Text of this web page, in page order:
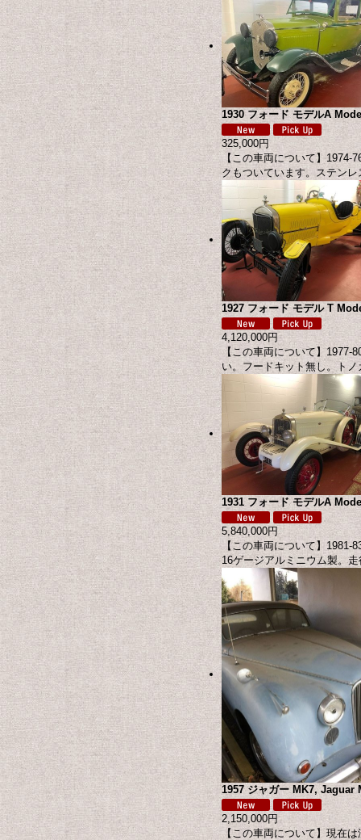
1930 フォード モデルA
325,000円
【この車両について】1974-
クもついています。ステン
1927 フォード モデル T
4,120,000円
【この車両について】
い。フードキット無し。ト
1931 フォード モデルA
5,840,000円
【この車両について】1981-
16ゲージアルミニウム製。
1957 ジャガー MK7, Jaguar
2,150,000円
【この車両について】現在